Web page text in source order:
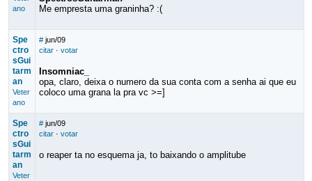
ano
Me empresta uma graninha? :(
Spe
ctro
sGui
tarm
an
Veter
ano
# jun/09
citar· votar
Insomniac_
opa, claro, deixa o numero da sua conta com a senha ai que eu
coloco uma grana la pra vc >=]
Spe
ctro
sGui
tarm
an
Veter
# jun/09
citar· votar
o reaper ta no esquema ja, to baixando o amplitube